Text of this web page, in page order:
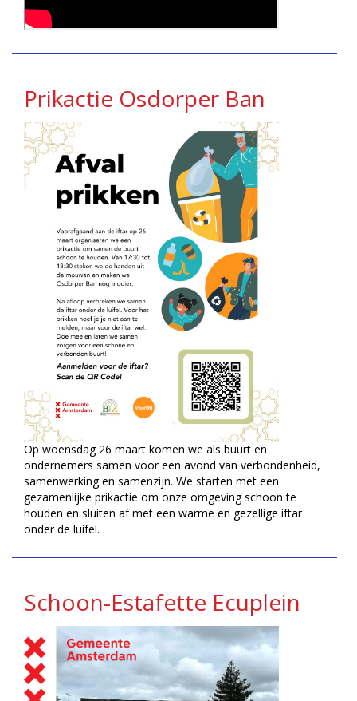
Prikactie Osdorper Ban
Op woensdag 26 maart komen we als buurt en
ondernemers samen voor een avond van verbondenheid,
samenwerking en samenzijn. We starten met een
gezamenlijke prikactie om onze omgeving schoon te
houden en sluiten af met een warme en gezellige iftar
onder de luifel.
Schoon-Estafette Ecuplein